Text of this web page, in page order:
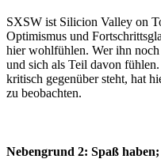
SXSW ist Silicion Valley on
Optimismus und
hier wohlfühlen. Wer ihn
und sich als Teil davon
kritisch gegenüber steht, hat
zu beobachten.
Nebengrund 2: Spaß